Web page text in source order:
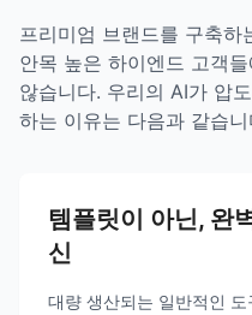
프리미엄 브랜드를 구축하
안목 높은 하이엔드 고객
않습니다. 우리의 AI가 압
하는 이유는 다음과 같습니
템플릿이 아닌, 완
신
대량 생산되는 일반적인